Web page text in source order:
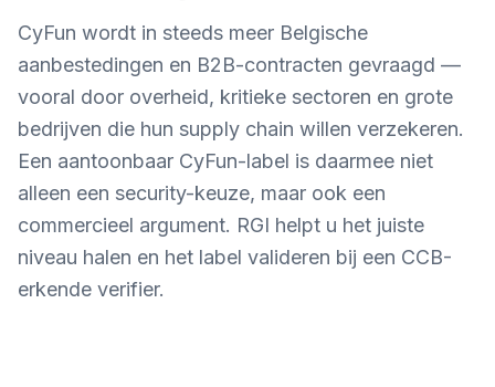
CyFun wordt in steeds meer Belgische
aanbestedingen en B2B-contracten gevraagd —
vooral door overheid, kritieke sectoren en grote
bedrijven die hun supply chain willen verzekeren.
Een aantoonbaar CyFun-label is daarmee niet
alleen een security-keuze, maar ook een
commercieel argument. RGI helpt u het juiste
niveau halen en het label valideren bij een CCB-
erkende verifier.